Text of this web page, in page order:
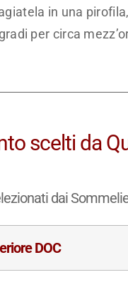
in una
per circa
scelti da
dai
DOC